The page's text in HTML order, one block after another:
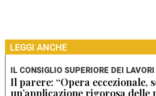
LEGGI ANCHE
IL CONSIGLIO SUPERIORE DEI
Il parere: “Opera eccezionale,
un’applicazione rigorosa delle